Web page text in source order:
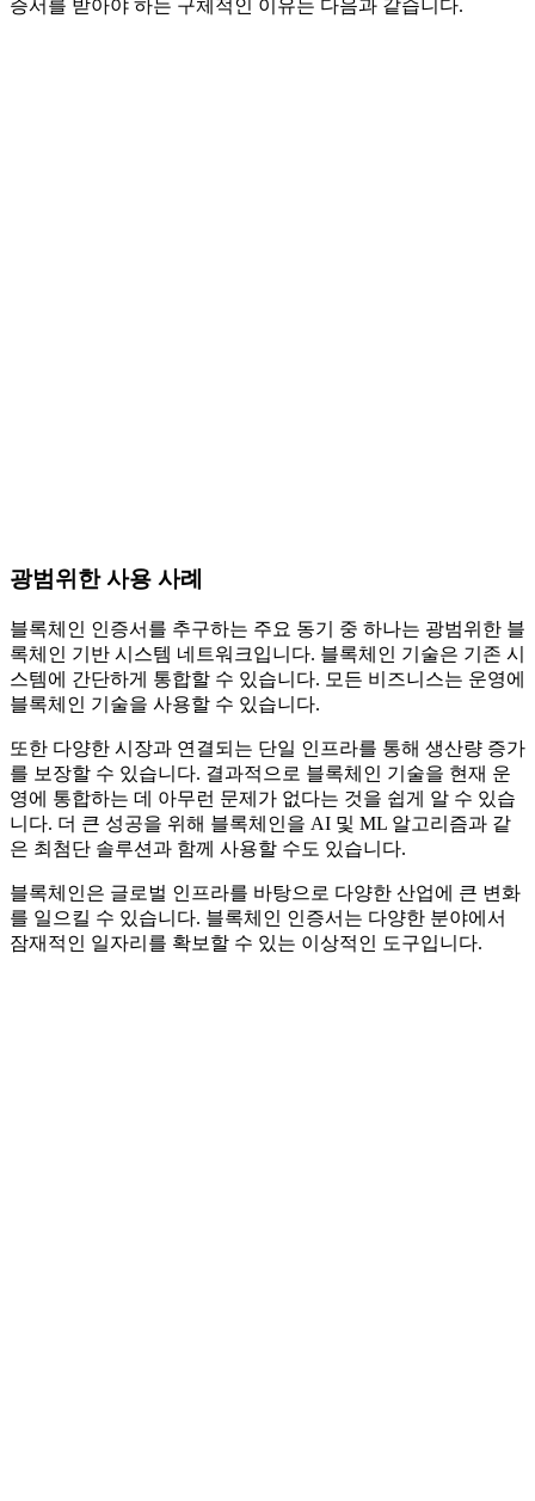
증서를 받아야 하는 구체적인 이유는 다음과 같습니다.
광범위한 사용 사례
블록체인 인증서를 추구하는 주요 동기 중 하나는 광범위한 블
록체인 기반 시스템 네트워크입니다. 블록체인 기술은 기존 시
스템에 간단하게 통합할 수 있습니다. 모든 비즈니스는 운영에
블록체인 기술을 사용할 수 있습니다.
또한 다양한 시장과 연결되는 단일 인프라를 통해 생산량 증가
를 보장할 수 있습니다. 결과적으로 블록체인 기술을 현재 운
영에 통합하는 데 아무런 문제가 없다는 것을 쉽게 알 수 있습
니다. 더 큰 성공을 위해 블록체인을 AI 및 ML 알고리즘과 같
은 최첨단 솔루션과 함께 사용할 수도 있습니다.
블록체인은 글로벌 인프라를 바탕으로 다양한 산업에 큰 변화
를 일으킬 수 있습니다. 블록체인 인증서는 다양한 분야에서
잠재적인 일자리를 확보할 수 있는 이상적인 도구입니다.